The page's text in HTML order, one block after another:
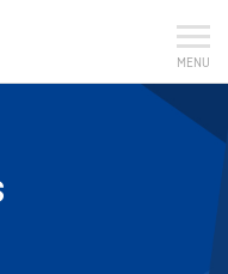
MENU